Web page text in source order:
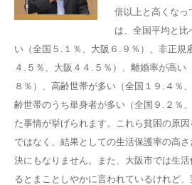
倍以上と高くなっ
は、全国平均と比
い（全国５.１％、大阪６.９％）、非正規
４.５％、大阪４４.５％）、離婚率が高い
８％）、高齢世帯が多い（全国１９.４％
齢世帯のうち単身者が多い（全国９.２％
た事情が挙げられます。これら貧困の原
ではなく、結果としての生活保護率の高
決にもなりません。また、大阪市では生
るとまことしやかに言われているけれど